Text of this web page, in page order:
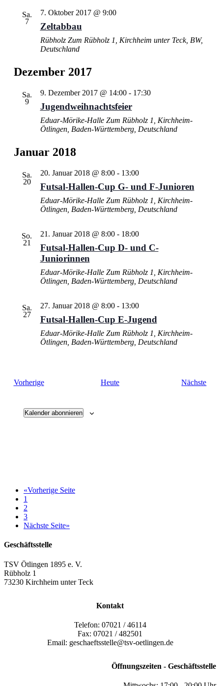
Sa.
7
7. Oktober 2017 @ 9:00
Zeltabbau
Rübholz Zum Rübholz 1, Kirchheim unter Teck, BW,
Deutschland
Dezember 2017
Sa.
9
9. Dezember 2017 @ 14:00- 17:30
Jugendweihnachtsfeier
Eduar-Mörike-Halle Zum Rübholz 1, Kirchheim-
Ötlingen, Baden-Württemberg, Deutschland
Januar 2018
Sa.
20
20. Januar 2018 @ 8:00- 13:00
Futsal-Hallen-Cup G- und F-Junioren
Eduar-Mörike-Halle Zum Rübholz 1, Kirchheim-
Ötlingen, Baden-Württemberg, Deutschland
So.
21
21. Januar 2018 @ 8:00- 18:00
Futsal-Hallen-Cup D- und C-
Juniorinnen
Eduar-Mörike-Halle Zum Rübholz 1, Kirchheim-
Ötlingen, Baden-Württemberg, Deutschland
Sa.
27
27. Januar 2018 @ 8:00- 13:00
Futsal-Hallen-Cup E-Jugend
Eduar-Mörike-Halle Zum Rübholz 1, Kirchheim-
Ötlingen, Baden-Württemberg, Deutschland
VorherigeVeranstaltungen Heute Nächste
Kalender abonnieren
«Vorherige Seite
1
2
3
Nächste Seite»
Geschäftsstelle
TSV Ötlingen 1895 e. V.
Rübholz 1
73230 Kirchheim unter Teck
Kontakt
Telefon: 07021 / 46114
Fax: 07021 / 482501
Email: geschaeftsstelle@tsv-oetlingen.de
Öffnungszeiten - Geschäftsstelle